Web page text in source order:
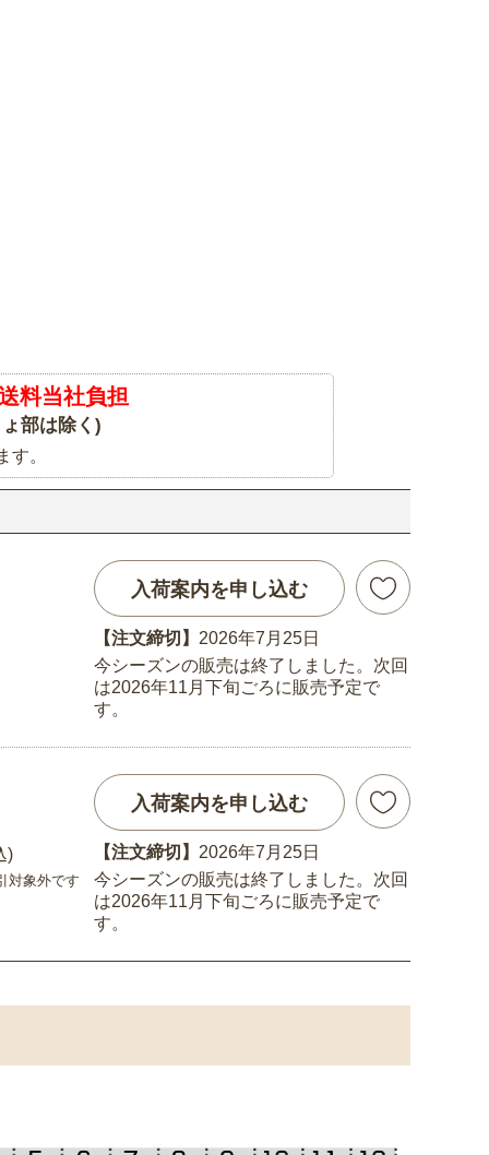
料当社負担
部は除く)
。
入荷案内を申し込む
【注文締切】 2026年7月25日
今シーズンの販売は終了しました。次回
は2026年11月下旬ごろに販売予定で
す。
)
対象外です
入荷案内を申し込む
【注文締切】 2026年7月25日
今シーズンの販売は終了しました。次回
は2026年11月下旬ごろに販売予定で
す。